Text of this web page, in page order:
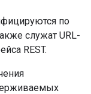
по
служат URL-
REST.